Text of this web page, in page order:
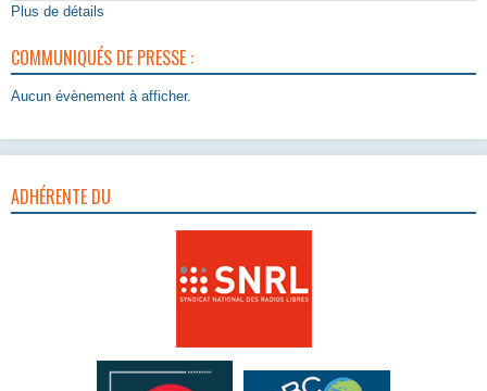
Plus de détails
COMMUNIQUÉS DE PRESSE :
Aucun évènement à afficher.
ADHÉRENTE DU